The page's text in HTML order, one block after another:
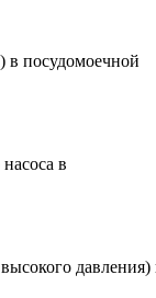
в посудомоечной
в
давления)